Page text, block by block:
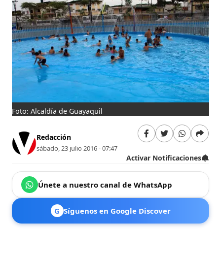
Foto: Alcaldía de Guayaquil
Redacción
sábado, 23 julio 2016 - 07:47
Activar Notificaciones
Únete a nuestro canal de WhatsApp
G Síguenos en Google Discover